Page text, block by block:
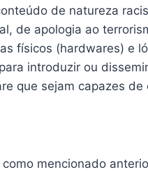
de natureza
de apologia ao
físicos (hardwares) e
introduzir ou
que sejam capazes
mencionado